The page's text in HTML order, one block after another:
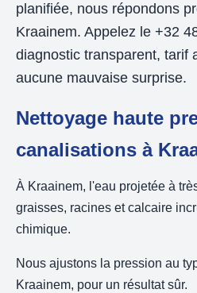
planifiée, nous répondons
Kraainem. Appelez le +32
diagnostic transparent, tarif
aucune mauvaise surprise.
Nettoyage haute
canalisations à
À Kraainem, l'eau projetée à
graisses, racines et calcaire
chimique.
Nous ajustons la pression au
Kraainem, pour un résultat sûr.